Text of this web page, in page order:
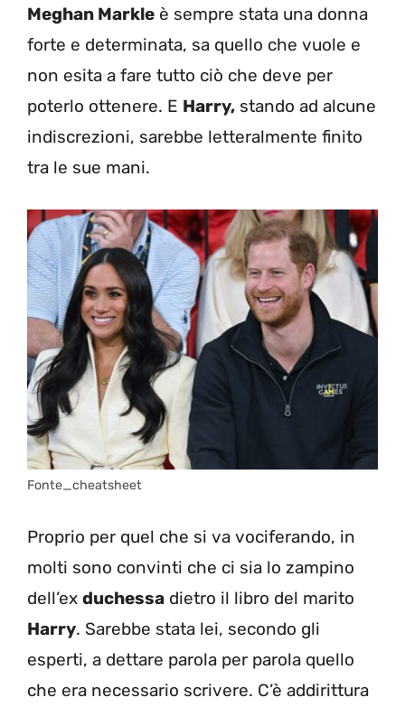
Meghan Markle è sempre stata una donna
forte e determinata, sa quello che vuole e
non esita a fare tutto ciò che deve per
poterlo ottenere. E Harry, stando ad alcune
indiscrezioni, sarebbe letteralmente finito
tra le sue mani.
Fonte_cheatsheet
Proprio per quel che si va vociferando, in
molti sono convinti che ci sia lo zampino
dell’ex duchessa dietro il libro del marito
Harry. Sarebbe stata lei, secondo gli
esperti, a dettare parola per parola quello
che era necessario scrivere. C’è addirittura